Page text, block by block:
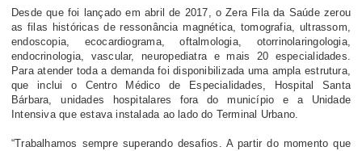
Desde que foi lançado em abril de 2017, o Zera Fila da Saúde zerou
as filas históricas de ressonância magnética, tomografia, ultrassom,
endoscopia, ecocardiograma, oftalmologia, otorrinolaringologia,
endocrinologia, vascular, neuropediatra e mais 20 especialidades.
Para atender toda a demanda foi disponibilizada uma ampla estrutura,
que inclui o Centro Médico de Especialidades, Hospital Santa
Bárbara, unidades hospitalares fora do município e a Unidade
Intensiva que estava instalada ao lado do Terminal Urbano.
“Trabalhamos sempre superando desafios. A partir do momento que